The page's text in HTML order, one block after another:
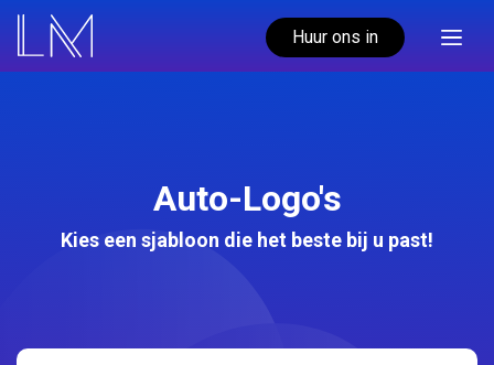
Huur ons in
Auto-Logo's
Kies een sjabloon die het beste bij u past!